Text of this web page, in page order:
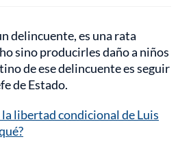
delincuente, es una rata
sino producirles daño a niños
de ese delincuente es seguir
de Estado.
libertad condicional de Luis